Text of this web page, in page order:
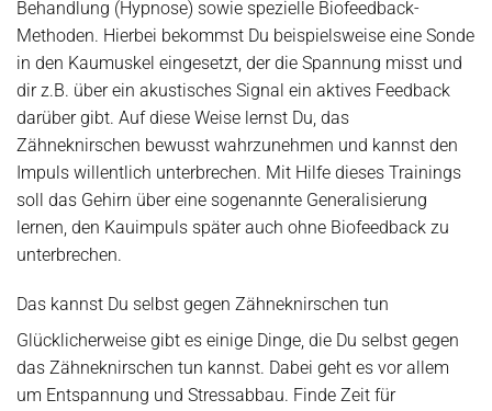
Behandlung (Hypnose) sowie spezielle Biofeedback-
Methoden. Hierbei bekommst Du beispielsweise eine Sonde
in den Kaumuskel eingesetzt, der die Spannung misst und
dir z.B. über ein akustisches Signal ein aktives Feedback
darüber gibt. Auf diese Weise lernst Du, das
Zähneknirschen bewusst wahrzunehmen und kannst den
Impuls willentlich unterbrechen. Mit Hilfe dieses Trainings
soll das Gehirn über eine sogenannte Generalisierung
lernen, den Kauimpuls später auch ohne Biofeedback zu
unterbrechen.
Das kannst Du selbst gegen Zähneknirschen tun
Glücklicherweise gibt es einige Dinge, die Du selbst gegen
das Zähneknirschen tun kannst. Dabei geht es vor allem
um Entspannung und Stressabbau. Finde Zeit für